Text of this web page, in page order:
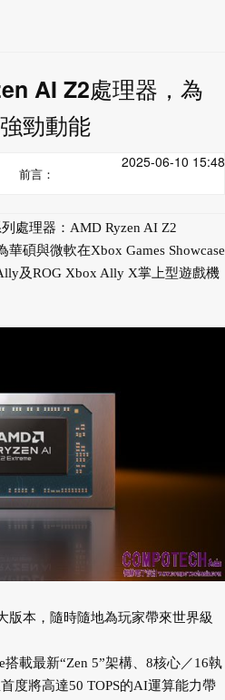
AI Z2處理器，為
勁動能
2025-06-10 15:48
前言：
處理器：AMD Ryzen AI Z2
華碩與微軟在Xbox Games Showcase
及ROG Xbox Ally X掌上型遊戲機
版本，隨時隨地為玩家帶來世界級
搭載最新“Zen 5”架構、8核心／16執
度將高達50 TOPS的AI運算能力帶